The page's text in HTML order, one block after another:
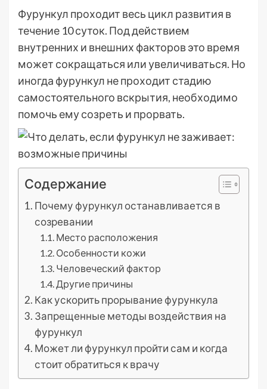
Фурункул проходит весь цикл развития в
течение 10 суток. Под действием
внутренних и внешних факторов это время
может сокращаться или увеличиваться. Но
иногда фурункул не проходит стадию
самостоятельного вскрытия, необходимо
помочь ему созреть и прорвать.
Содержание
Почему фурункул останавливается в
созревании
Место расположения
Особенности кожи
Человеческий фактор
Другие причины
Как ускорить прорывание фурункула
Запрещенные методы воздействия на
фурункул
Может ли фурункул пройти сам и когда
стоит обратиться к врачу